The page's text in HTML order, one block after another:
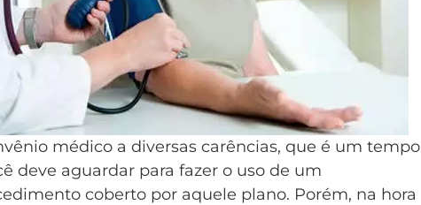
médico a diversas carências, que é um tempo
deve aguardar para fazer o uso de um
coberto por aquele plano. Porém, na hora